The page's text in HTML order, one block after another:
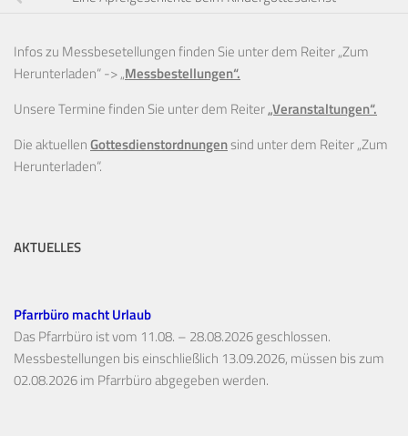
Infos zu Messbesetellungen finden Sie unter dem Reiter „Zum
Herunterladen“ ->„Messbestellungen“.
Unsere Termine finden Sie unter dem Reiter„Veranstaltungen“.
Die aktuellenGottesdienstordnungensind unter dem Reiter „Zum
Herunterladen“.
AKTUELLES
Pfarrbüro macht Urlaub
Das Pfarrbüro ist vom 11.08. – 28.08.2026 geschlossen.
Messbestellungen bis einschließlich 13.09.2026, müssen bis zum
02.08.2026 im Pfarrbüro abgegeben werden.